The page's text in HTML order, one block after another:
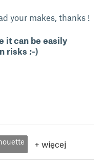
your makes, thanks !
it can be easily
risks ;-)
+ więcej